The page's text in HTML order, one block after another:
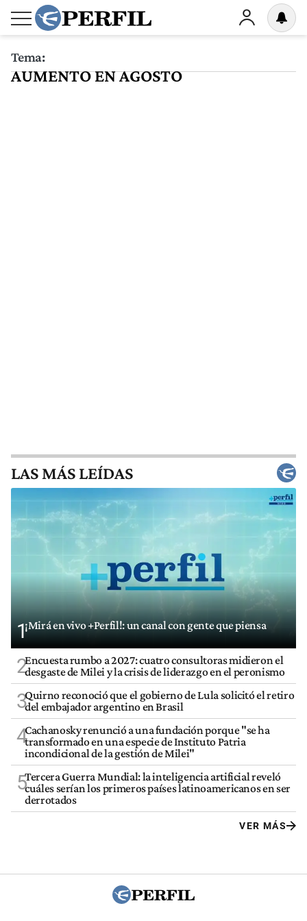
Tema:
AUMENTO EN AGOSTO
LAS MÁS LEÍDAS
1¡Mirá en vivo +Perfil!: un canal con gente que piensa
2Encuesta rumbo a 2027: cuatro consultoras midieron el
desgaste de Milei y la crisis de liderazgo en el peronismo
3Quirno reconoció que el gobierno de Lula solicitó el retiro
del embajador argentino en Brasil
4Cachanosky renunció a una fundación porque "se ha
transformado en una especie de Instituto Patria
incondicional de la gestión de Milei"
5Tercera Guerra Mundial: la inteligencia artificial reveló
cuáles serían los primeros países latinoamericanos en ser
derrotados
VER MÁS